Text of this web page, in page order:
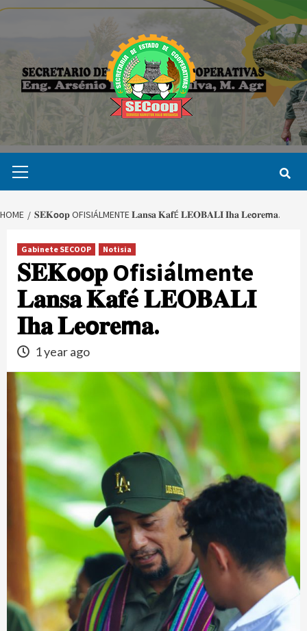
Skip
Menu
HOME 𝐒𝐄𝐊𝗼𝗼𝐩 OFISIÁLMENTE 𝐋𝐚𝐧𝐬𝐚 𝐊𝐚𝐟É 𝐋𝐄𝐎𝐁𝐀𝐋𝐈 𝐈𝐡𝐚 𝐋𝐞𝗼𝐫𝐞𝗺𝐚.
Gabinete SECOOP Notisia
𝐒𝐄𝐊𝗼𝗼𝐩 Ofisiálmente
𝐋𝐚𝐧𝐬𝐚 𝐊𝐚𝐟é 𝐋𝐄𝐎𝐁𝐀𝐋𝐈
𝐈𝐡𝐚 𝐋𝐞𝗼𝐫𝐞𝗺𝐚.
1 year ago